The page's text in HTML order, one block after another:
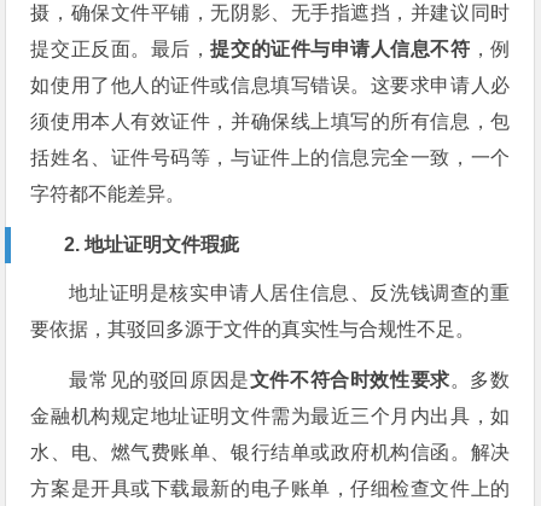
摄，确保文件平铺，无阴影、无手指遮挡，并建议同时
提交正反面。最后，提交的证件与申请人信息不符 ，例
如使用了他人的证件或信息填写错误。这要求申请人必
须使用本人有效证件，并确保线上填写的所有信息，包
括姓名、证件号码等，与证件上的信息完全一致，一个
字符都不能差异。
2. 地址证明文件瑕疵
地址证明是核实申请人居住信息、反洗钱调查的重
要依据，其驳回多源于文件的真实性与合规性不足。
最常见的驳回原因是文件不符合时效性要求。多数
金融机构规定地址证明文件需为最近三个月内出具，如
水、电、燃气费账单、银行结单或政府机构信函。解决
方案是开具或下载最新的电子账单，仔细检查文件上的